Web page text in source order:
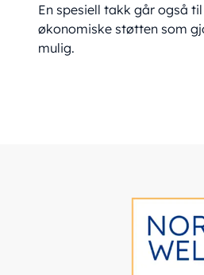
En spesiell takk går også
økonomiske støtten som
mulig.